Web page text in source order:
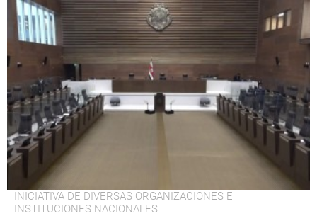
INICIATIVA DE DIVERSAS ORGANIZACIONES E
INSTITUCIONES NACIONALES